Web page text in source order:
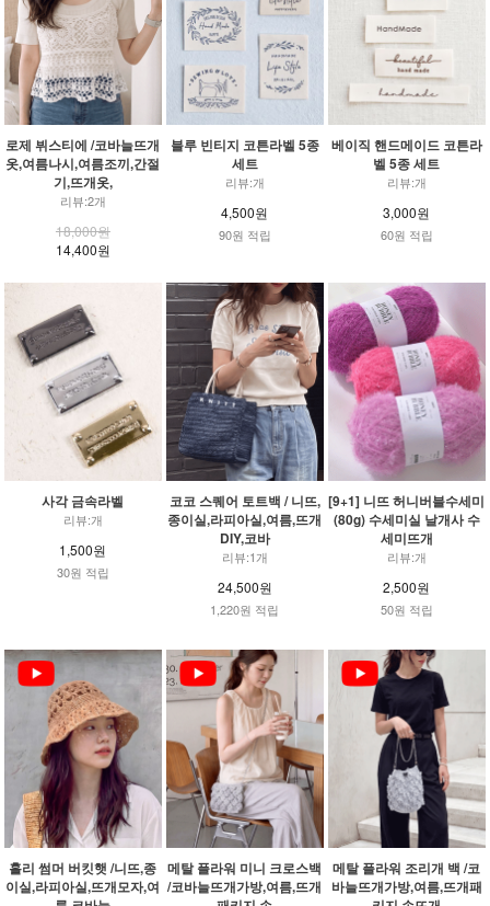
로제 뷔스티에 /코바늘뜨개
옷,여름나시,여름조끼,간절
기,뜨개옷,
리뷰:2개
18,000원
14,400원
블루 빈티지 코튼라벨 5종
세트
리뷰:개
4,500원
90원 적립
베이직 핸드메이드 코튼라
벨 5종 세트
리뷰:개
3,000원
60원 적립
사각 금속라벨
리뷰:개
1,500원
30원 적립
코코 스퀘어 토트백 / 니뜨,
종이실,라피아실,여름,뜨개
DIY,코바
리뷰:1개
24,500원
1,220원 적립
[9+1] 니뜨 허니버블수세미
(80g) 수세미실 날개사 수
세미뜨개
리뷰:개
2,500원
50원 적립
홀리 썸머 버킷햇 /니뜨,종
이실,라피아실,뜨개모자,여
메탈 플라워 미니 크로스백
/코바늘뜨개가방,여름,뜨개
메탈 플라워 조리개 백 /코
바늘뜨개가방,여름,뜨개패